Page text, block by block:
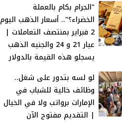
"الجرام بكام بالعملة
الخضراء؟".. أسعار الذهب اليوم
2 فبراير بمنتصف التعاملات |
عيار 21 و 24 والجنيه الذهب
يسجلو هذه القيمة بالدولار
لو لسه بتدور على شغل..
وظائف خالية للشباب في
الإمارات برواتب ولا في الخيال
| التقديم مفتوح الآن